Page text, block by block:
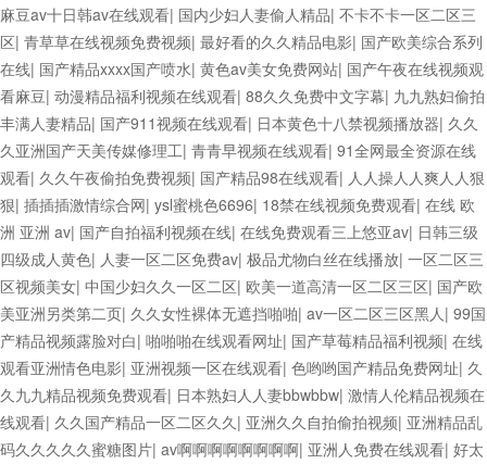
麻豆av十日韩av在线观看| 国内少妇人妻偷人精品| 不卡不卡一区二区三
区| 青草草在线视频免费视频| 最好看的久久精品电影| 国产欧美综合系列
在线| 国产精品xxxx国产喷水| 黄色av美女免费网站| 国产午夜在线视频观
看麻豆| 动漫精品福利视频在线观看| 88久久免费中文字幕| 九九熟妇偷拍
丰满人妻精品| 国产911视频在线观看| 日本黄色十八禁视频播放器| 久久
久亚洲国产天美传媒修理工| 青青早视频在线观看| 91全网最全资源在线
观看| 久久午夜偷拍免费视频| 国产精品98在线观看| 人人操人人爽人人狠
狠| 插插插激情综合网| ysl蜜桃色6696| 18禁在线视频免费观看| 在线 欧
洲 亚洲 av| 国产自拍福利视频在线| 在线免费观看三上悠亚av| 日韩三级
四级成人黄色| 人妻一区二区免费av| 极品尤物白丝在线播放| 一区二区三
区视频美女| 中国少妇久久一区二区| 欧美一道高清一区二区三区| 国产欧
美亚洲另类第二页| 久久女性裸体无遮挡啪啪| av一区二区三区黑人| 99国
产精品视频露脸对白| 啪啪啪在线观看网址| 国产草莓精品福利视频| 在线
观看亚洲情色电影| 亚洲视频一区在线观看| 色哟哟国产精品免费网址| 久
久九九精品视频免费观看| 日本熟妇人人妻bbwbbw| 激情人伦精品视频在
线观看| 久久国产精品一区二区久久| 亚洲久久自拍偷拍视频| 亚洲精品乱
码久久久久久蜜糖图片| av啊啊啊啊啊啊啊啊| 亚洲人免费在线观看| 好太